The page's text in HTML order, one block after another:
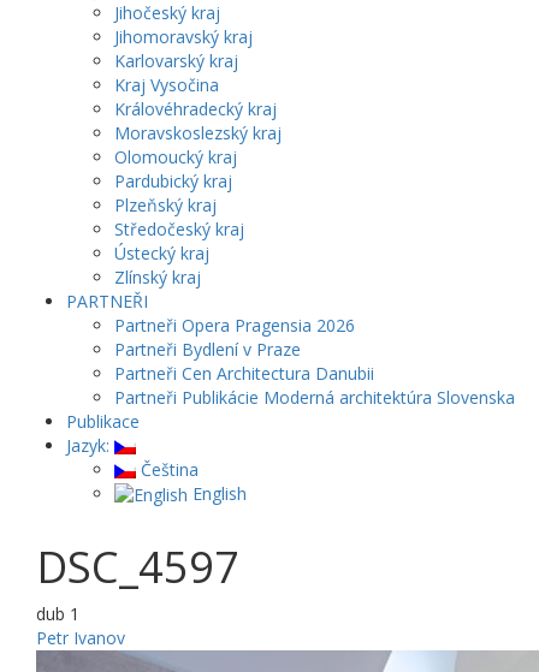
Jihočeský kraj
Jihomoravský kraj
Karlovarský kraj
Kraj Vysočina
Královéhradecký kraj
Moravskoslezský kraj
Olomoucký kraj
Pardubický kraj
Plzeňský kraj
Středočeský kraj
Ústecký kraj
Zlínský kraj
PARTNEŘI
Partneři Opera Pragensia 2026
Partneři Bydlení v Praze
Partneři Cen Architectura Danubii
Partneři Publikácie Moderná architektúra Slovenska
Publikace
Jazyk:
Čeština
English
DSC_4597
dub 1
Petr Ivanov